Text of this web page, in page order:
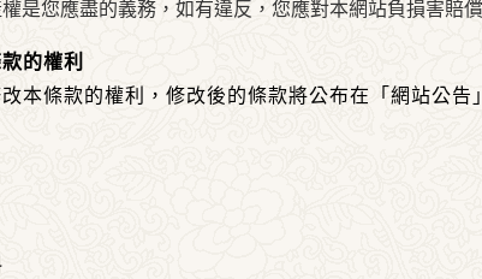
是您應盡的義務，如有違反，您應對本網站負損害賠
的權利
本條款的權利，修改後的條款將公布在「網站公